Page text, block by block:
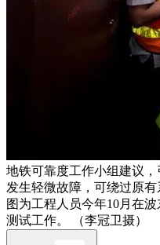
地铁可靠度工作小组建议
发生轻微故障，可绕过原有
图为工程人员今年10月在
测试工作。 （李冠卫摄）